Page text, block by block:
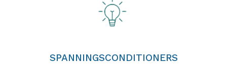
SPANNINGSCONDITIONERS